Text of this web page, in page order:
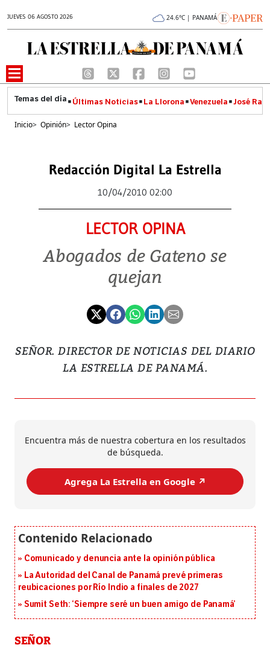
JUEVES 06 AGOSTO 2026 24.6°C | PANAMÁ
Últimas Noticias La Llorona Venezuela José
Inicio> Opinión> Lector Opina
Redacción Digital La Estrella
10/04/2010 02:00
LECTOR OPINA
Abogados de Gateno se
quejan
SEÑOR. DIRECTOR DE NOTICIAS DEL DIARIO
LA ESTRELLA DE PANAMÁ.
Encuentra más de nuestra cobertura en los resultados
de búsqueda.
Agrega La Estrella en Google ↗️
Comunicado y denuncia ante la opinión pública
La Autoridad del Canal de Panamá prevé primeras
reubicaciones por Río Indio a finales de 2027
Sumit Seth: ‘Siempre seré un buen amigo de Panamá’
SEÑOR